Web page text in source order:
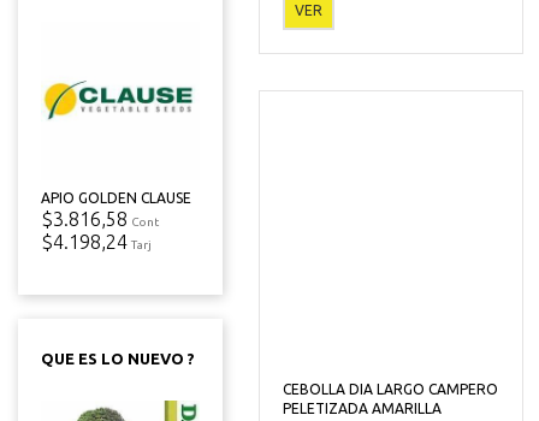
APIO GOLDEN CLAUSE
$3.816,58 Cont
$4.198,24 Tarj
QUE ES LO NUEVO ?
VER
CEBOLLA DIA LARGO CAMPERO
PELETIZADA AMARILLA